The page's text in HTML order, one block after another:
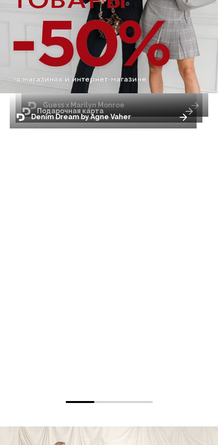
Denim Dream by Agne Vaher
Подарочная карта
Guess x Marilyn Monroe